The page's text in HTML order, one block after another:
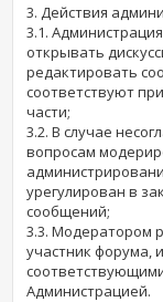
3. Действия
3.1.
открывать
редактировать
соответствуют
части;
3.2. В случае
вопросам
урегулирован в
сообщений;
3.3. Модератором
участник форума,
Администрацией.